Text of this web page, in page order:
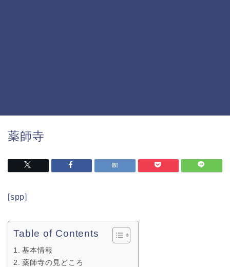
薬師寺
[spp]
Table of Contents
基本情報
薬師寺の見どころ